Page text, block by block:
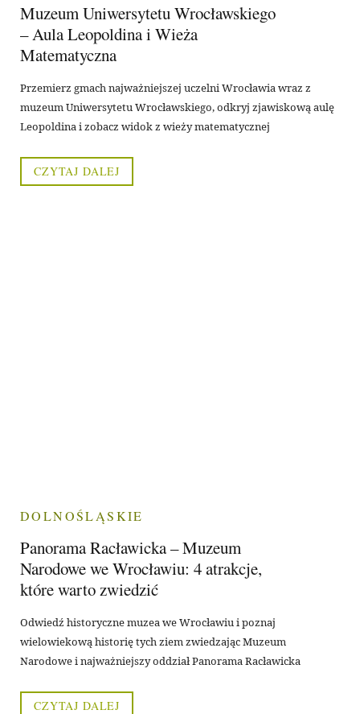
Muzeum Uniwersytetu Wrocławskiego
– Aula Leopoldina i Wieża
Matematyczna
Przemierz gmach najważniejszej uczelni Wrocławia wraz z
muzeum Uniwersytetu Wrocławskiego, odkryj zjawiskową aulę
Leopoldina i zobacz widok z wieży matematycznej
CZYTAJ DALEJ
DOLNOŚLĄSKIE
Panorama Racławicka – Muzeum
Narodowe we Wrocławiu: 4 atrakcje,
które warto zwiedzić
Odwiedź historyczne muzea we Wrocławiu i poznaj
wielowiekową historię tych ziem zwiedzając Muzeum
Narodowe i najważniejszy oddział Panorama Racławicka
CZYTAJ DALEJ